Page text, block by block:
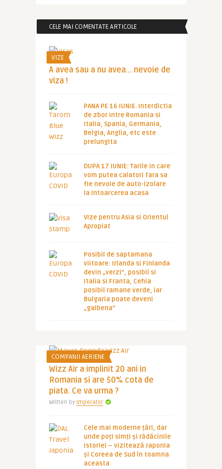
CELE MAI COMENTATE ARTICOLE
VIZE
A avea sau a nu avea… nevoie de
viza !
PANA PE 16 IUNIE. Interdictia
de zbor intre Romania si
Italia, Spania, Germania,
Belgia, Anglia, etc este
prelungita
DUPA 17 IUNIE: Tarile in care
vom putea calatori fara sa
fie nevoie de auto-izolare
la intoarcerea acasa
Vize pentru Asia si Orientul
Apropiat
Posibil de saptamana
viitoare: Irlanda si Finlanda
devin „verzi”, posibil si
Italia si Franta, Cehia
posibil ramane verde, iar
Bulgaria poate deveni
„galbena”
COMPANII AERIENE
Wizz Air a implinit 20 ani in
Romania si are 50% cota de
piata. Ce va urma ?
Written by Imperator
Cele mai moderne țări, dar
unde poți simți și rădăcinile
istoriei – vizitează Japonia
și Coreea de Sud în toamna
aceasta